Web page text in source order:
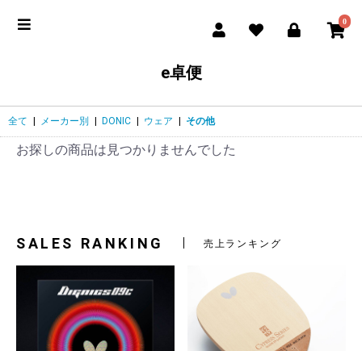
0
e卓便
全て メーカー別 DONIC ウェア その他
お探しの商品は見つかりませんでした
SALES RANKING 売上ランキング